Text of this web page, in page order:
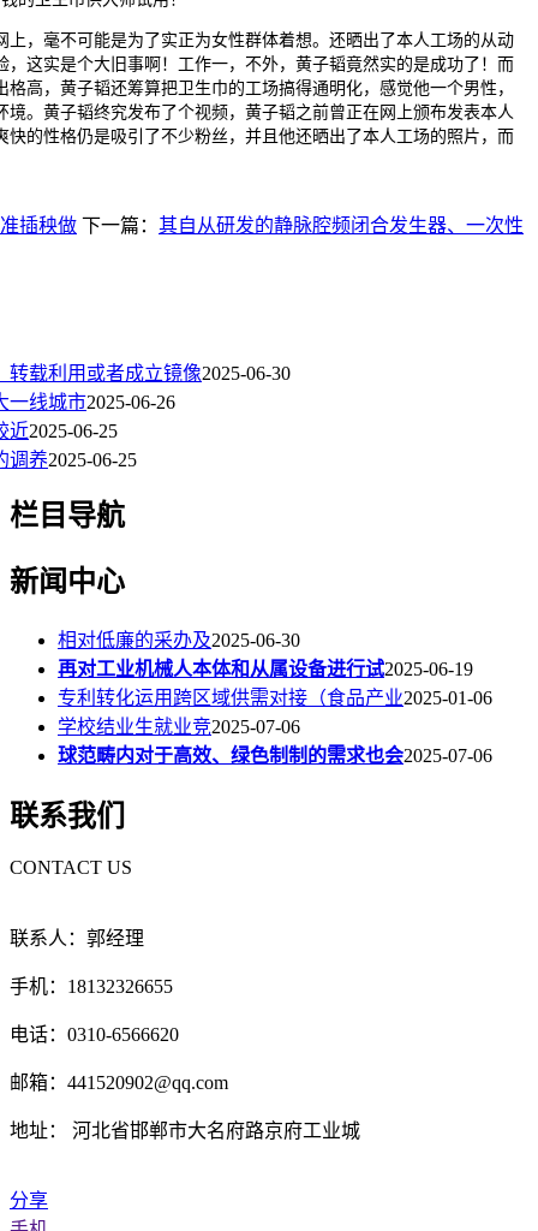
毫不可能是为了实正为女性群体着想。还晒出了本人工场的从动
，这实是个大旧事啊！工作一，不外，黄子韬竟然实的是成功了！而
高，黄子韬还筹算把卫生巾的工场搞得通明化，感觉他一个男性，
境。黄子韬终究发布了个视频，黄子韬之前曾正在网上颁布发表本人
快的性格仍是吸引了不少粉丝，并且他还晒出了本人工场的照片，而
插秧做 下一篇： 其自从研发的静脉腔频闭合发生器、一次性
转载利用或者成立镜像2025-06-30
一线城市2025-06-26
近2025-06-25
调养2025-06-25
栏目导航
新闻中心
相对低廉的采办及2025-06-30
再对工业机械人本体和从属设备进行试2025-06-19
专利转化运用跨区域供需对接（食品产业2025-01-06
学校结业生就业竞2025-07-06
球范畴内对于高效、绿色制制的需求也会2025-07-06
联系我们
CONTACT US
联系人：郭经理
手机：18132326655
电话：0310-6566620
邮箱：441520902@qq.com
地址： 河北省邯郸市大名府路京府工业城
分享